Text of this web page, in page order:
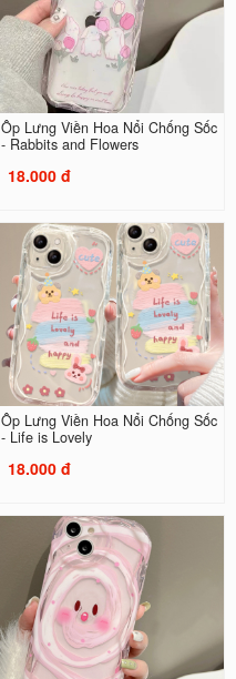
Ốp Lưng Viền Hoa Nổi Chống Sốc
- Rabbits and Flowers
18.000 đ
Ốp Lưng Viền Hoa Nổi Chống Sốc
- Life is Lovely
18.000 đ